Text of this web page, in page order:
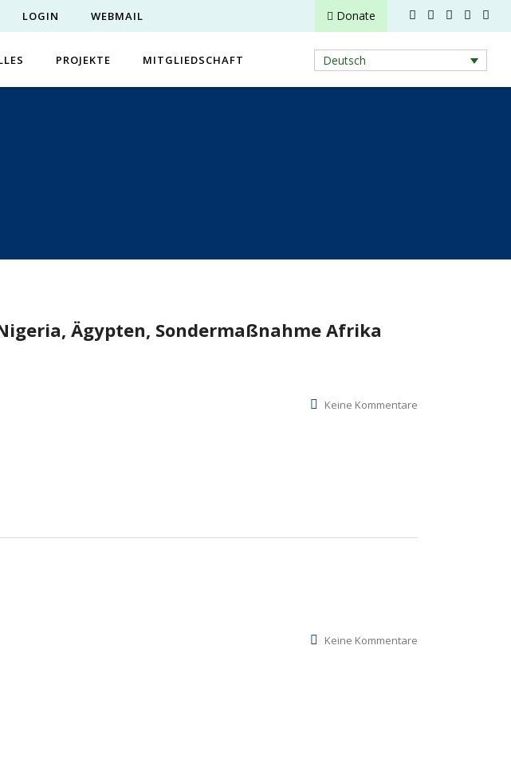
LOGIN WEBMAIL Donate
PROJEKTE MITGLIEDSCHAFT Deutsch
Ägypten, Sondermaßnahme Afrika
Keine Kommentare
Keine Kommentare